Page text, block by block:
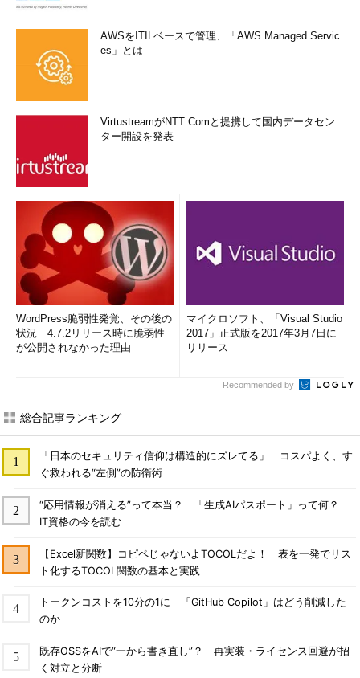
AWSをITILベースで管理、「AWS Managed Servic
es」とは
VirtustreamがNTT Comと提携して国内データセン
ター開設を発表
WordPress脆弱性発覚、その後の
状況 4.7.2リリース時に脆弱性
が公開されなかった理由
マイクロソフト、「Visual Studio
2017」正式版を2017年3月7日に
リリース
Recommended by
総合記事ランキング
「日本のセキュリティ信仰は構造的にズレてる」 コスパよく、す
ぐ救われる“左側”の防衛術
“応用情報が消える”って本当？ 「生成AIパスポート」って何？
IT資格の今を読む
【Excel新関数】コピペじゃないよTOCOLだよ！ 表を一発でリス
ト化するTOCOL関数の基本と実践
トークンコストを10分の1に 「GitHub Copilot」はどう削減した
のか
既存OSSをAIで“一から書き直し”？ 再実装・ライセンス回避が招
く対立と分断